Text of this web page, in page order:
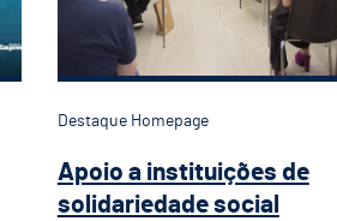
Destaque Homepage
Apoio a instituições de
solidariedade social